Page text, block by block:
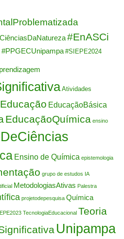
#EnASCi
#PPGECUnipampa #SIEPE2024
Atividades
Educação EducaçãoBásica
EducaçãoQuímica ensino
Ensino de Química epistemologia
grupo de estudos IA
MetodologiasAtivas Palestra
projetodepesquisa Química
TecnologiaEducacional Teoria
Unipampa